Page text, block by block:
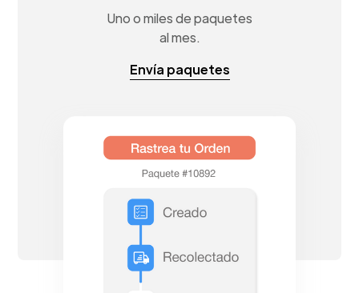
Uno o miles de paquetes
al mes.
Envía paquetes